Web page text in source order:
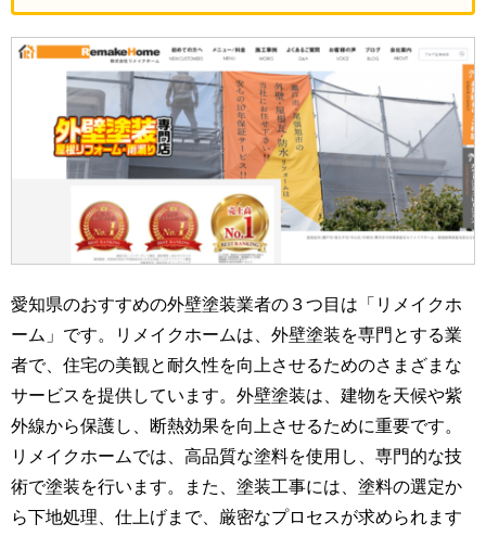
愛知県のおすすめの外壁塗装業者の３つ目は「リメイクホ
ーム」です。リメイクホームは、外壁塗装を専門とする業
者で、住宅の美観と耐久性を向上させるためのさまざまな
サービスを提供しています。外壁塗装は、建物を天候や紫
外線から保護し、断熱効果を向上させるために重要です。
リメイクホームでは、高品質な塗料を使用し、専門的な技
術で塗装を行います。また、塗装工事には、塗料の選定か
ら下地処理、仕上げまで、厳密なプロセスが求められます